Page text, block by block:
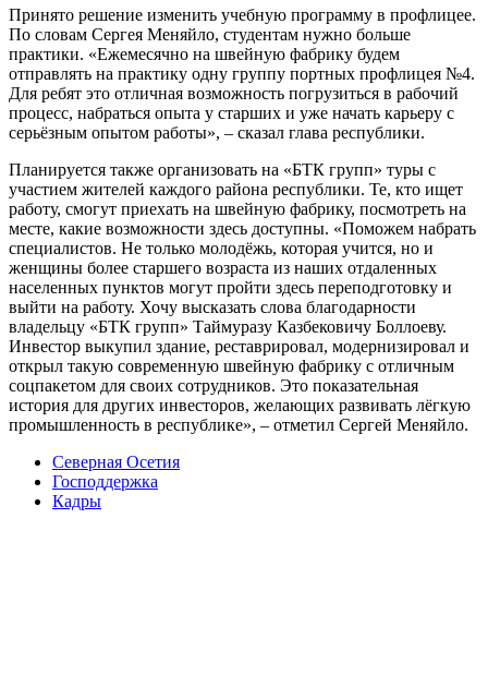
Принято решение изменить учебную программу в профлицее.
По словам Сергея Меняйло, студентам нужно больше
практики. «Ежемесячно на швейную фабрику будем
отправлять на практику одну группу портных профлицея №4.
Для ребят это отличная возможность погрузиться в рабочий
процесс, набраться опыта у старших и уже начать карьеру с
серьёзным опытом работы», – сказал глава республики.
Планируется также организовать на «БТК групп» туры с
участием жителей каждого района республики. Те, кто ищет
работу, смогут приехать на швейную фабрику, посмотреть на
месте, какие возможности здесь доступны. «Поможем набрать
специалистов. Не только молодёжь, которая учится, но и
женщины более старшего возраста из наших отдаленных
населенных пунктов могут пройти здесь переподготовку и
выйти на работу. Хочу высказать слова благодарности
владельцу «БТК групп» Таймуразу Казбековичу Боллоеву.
Инвестор выкупил здание, реставрировал, модернизировал и
открыл такую современную швейную фабрику с отличным
соцпакетом для своих сотрудников. Это показательная
история для других инвесторов, желающих развивать лёгкую
промышленность в республике», – отметил Сергей Меняйло.
Северная Осетия
Господдержка
Кадры